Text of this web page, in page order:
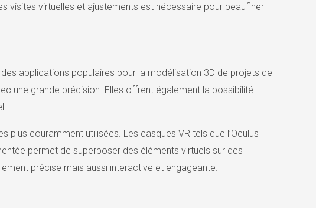
visites virtuelles et ajustements est nécessaire pour peaufiner
applications populaires pour la modélisation 3D de projets de
une grande précision. Elles offrent également la possibilité
couramment utilisées. Les casques VR tels que l’Oculus
permet de superposer des éléments virtuels sur des
précise mais aussi interactive et engageante.